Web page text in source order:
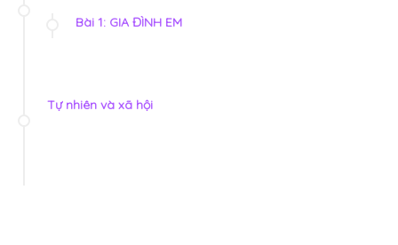
Bài 1: GIA ĐÌNH EM
Tự nhiên và xã hội